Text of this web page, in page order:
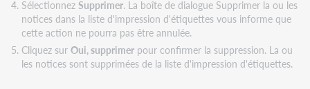
Sélectionnez Supprimer. La boîte de dialogue Supprimer la ou les
notices dans la liste d'impression d'étiquettes vous informe que
cette action ne pourra pas être annulée.
Cliquez sur Oui, supprimerpour confirmer la suppression. La ou
les notices sont supprimées de la liste d'impression d'étiquettes.